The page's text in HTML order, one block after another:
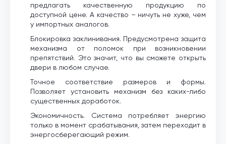
предлагать качественную продукцию по
доступной цене. А качество – ничуть не хуже, чем
у импортных аналогов.
Блокировка заклинивания. Предусмотрена защита
механизма от поломок при возникновении
препятствий. Это значит, что вы сможете открыть
двери в любом случае.
Точное соответствие размеров и формы.
Позволяет установить механизм без каких-либо
существенных доработок.
Экономичность. Система потребляет энергию
только в момент срабатывания, затем переходит в
энергосберегающий режим.